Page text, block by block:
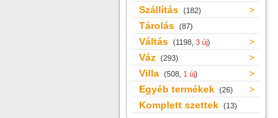
Szállítás (182)
Tárolás (87)
Váltás (1198, 3 új)
Váz (293)
Villa (508, 1 új)
Egyéb termékek (26)
Komplett szettek (13)